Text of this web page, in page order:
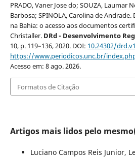
PRADO, Vaner Jose do; SOUZA, Laumar
Barbosa; SPINOLA, Carolina de
na Bahia: o acesso aos documentos
Christaller. DRd - Desenvolvimento
10, p. 119–136, 2020. DOI: 10.24302/
https://www.periodicos.unc.br/
Acesso em: 8 ago. 2026.
Formatos de Citação
Artigos mais lidos pelo
Luciano Campos Reis Junior,